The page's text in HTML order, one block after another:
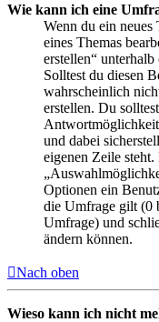
Wie kann ich eine
Wenn du ein neues
eines Themas
erstellen“
Solltest du diesen
wahrscheinlich
erstellen. Du
und dabei
eigenen Zeile
Optionen ein
die Umfrage gilt (0
Umfrage) und
ändern können.
Nach oben
Wieso kann ich nicht